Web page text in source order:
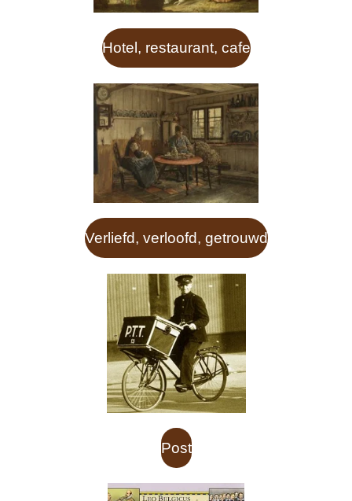
Hotel, restaurant, cafe
Verliefd, verloofd, getrouwd
Post